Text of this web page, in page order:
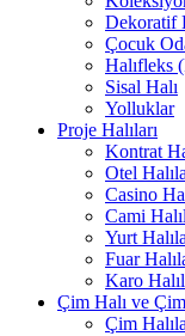
Dekoratif
Çocuk
Halıfleks
Sisal Halı
Yolluklar
Proje Halıları
Kontrat
Otel
Casino
Cami
Yurt
Fuar
Karo
Çim Halı ve
Çim